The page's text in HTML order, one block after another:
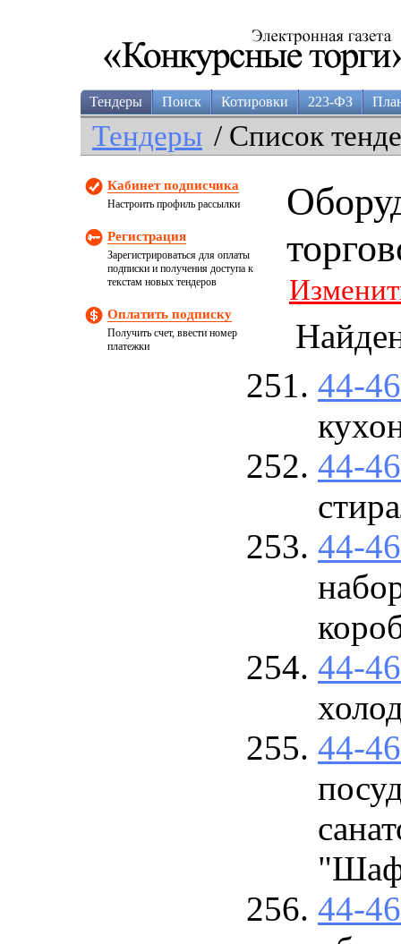
Тендеры Поиск Котировки 223-ФЗ
Тендеры / Список
Кабинет подписчика
Настроить профиль рассылки
Регистрация
Зарегистрироваться для оплаты
подписки и получения доступа к
текстам новых тендеров
Оплатить подписку
Получить счет, ввести номер
платежки
44-
44-
44-
44-
44-
44-